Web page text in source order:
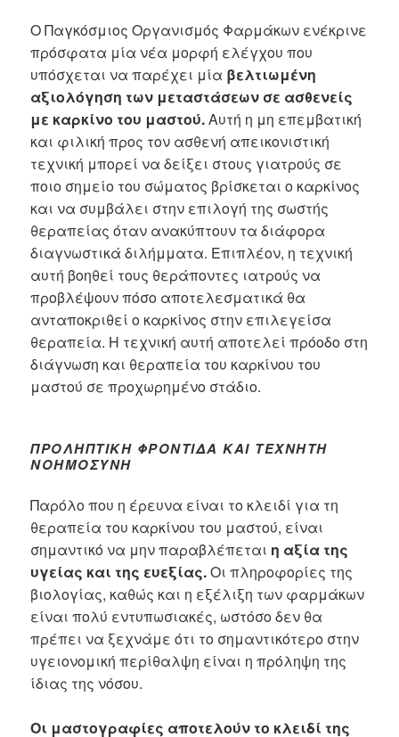
Ο Παγκόσμιος Οργανισμός Φαρμάκων ενέκρινε
πρόσφατα μία νέα μορφή ελέγχου που
υπόσχεται να παρέχει μία βελτιωμένη
αξιολόγηση των μεταστάσεων σε ασθενείς
με καρκίνο του μαστού.Αυτή η μη επεμβατική
και φιλική προς τον ασθενή απεικονιστική
τεχνική μπορεί να δείξει στους γιατρούς σε
ποιο σημείο του σώματος βρίσκεται ο καρκίνος
και να συμβάλει στην επιλογή της σωστής
θεραπείας όταν ανακύπτουν τα διάφορα
διαγνωστικά διλήμματα. Επιπλέον, η τεχνική
αυτή βοηθεί τους θεράποντες ιατρούς να
προβλέψουν πόσο αποτελεσματικά θα
ανταποκριθεί ο καρκίνος στην επιλεγείσα
θεραπεία. Η τεχνική αυτή αποτελεί πρόοδο στη
διάγνωση και θεραπεία του καρκίνου του
μαστού σε προχωρημένο στάδιο.
ΠΡΟΛΗΠΤΙΚΉ ΦΡΟΝΤΊΔΑ ΚΑΙ ΤΕΧΝΗΤΉ
ΝΟΗΜΟΣΎΝΗ
Παρόλο που η έρευνα είναι το κλειδί για τη
θεραπεία του καρκίνου του μαστού, είναι
σημαντικό να μην παραβλέπεται η αξία της
υγείας και της ευεξίας.Οι πληροφορίες της
βιολογίας, καθώς και η εξέλιξη των φαρμάκων
είναι πολύ εντυπωσιακές, ωστόσο δεν θα
πρέπει να ξεχνάμε ότι το σημαντικότερο στην
υγειονομική περίθαλψη είναι η πρόληψη της
ίδιας της νόσου.
Οι μαστογραφίες αποτελούν το κλειδί της